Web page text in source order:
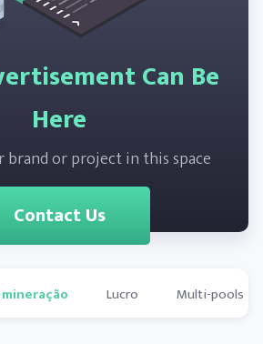
Can Be
Here
brand or project in this space
Contact Us
Lucro Multi-pools